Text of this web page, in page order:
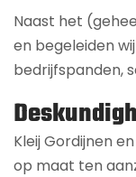
Naast het
en begeleiden
bedrijfspanden,
Kleij Gordijnen
op maat ten